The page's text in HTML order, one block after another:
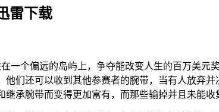
雷下载
一个偏远的岛屿上，争夺能改变人生的百万美元
们还可以收到其他参赛者的腕带，当有人放弃
承腕带而变得更加富有，而那些输掉并且未能收